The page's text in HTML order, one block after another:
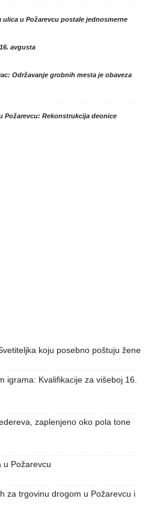
ulica u Požarevcu postale jednosmerne
avgusta
Održavanje grobnih mesta je obaveza
Požarevcu: Rekonstrukcija deonice
koju posebno poštuju žene
igrama: Kvalifikacije za višeboj 16.
zaplenjeno oko pola tone
u Požarevcu
za trgovinu drogom u Požarevcu i